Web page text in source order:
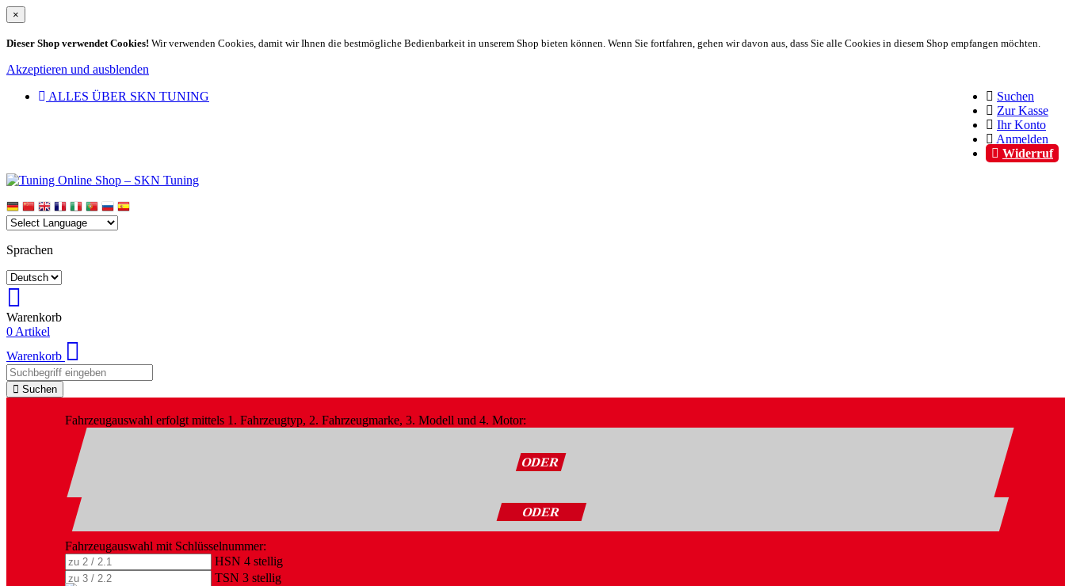
×
Dieser Shop verwendet Cookies! Wir verwenden Cookies, damit wir Ihnen die bestmögliche Bedienbarkeit in unserem Shop bieten können. Wenn Sie fortfahren, gehen wir davon aus, dass Sie alle Cookies in diesem Shop empfangen möchten.
Akzeptieren und ausblenden
ALLES ÜBER SKN TUNING
Suchen
Zur Kasse
Ihr Konto
Anmelden
Widerruf
Sprachen
Warenkorb
0 Artikel
Warenkorb
Suchen
Fahrzeugauswahl erfolgt mittels 1. Fahrzeugtyp, 2. Fahrzeugmarke, 3. Modell und 4. Motor:
ODER
ODER
Fahrzeugauswahl mit Schlüsselnummer:
HSN 4 stellig
TSN 3 stellig